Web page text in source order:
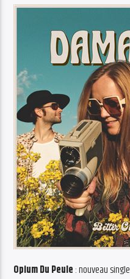
Opium Du Peule : nouveau single